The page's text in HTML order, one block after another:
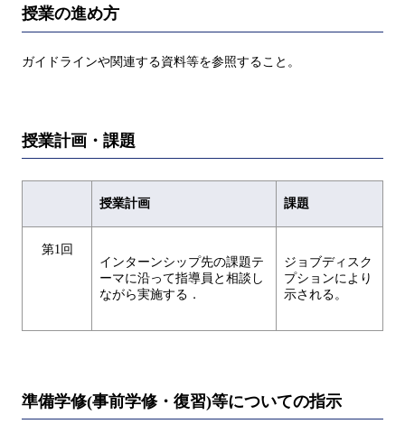
授業の進め方
ガイドラインや関連する資料等を参照すること。
授業計画・課題
授業計画 課題
第1回
インターンシップ先の課題テ
ーマに沿って指導員と相談し
ながら実施する．
ジョブディスク
プションにより
示される。
準備学修(事前学修・復習)等についての指示